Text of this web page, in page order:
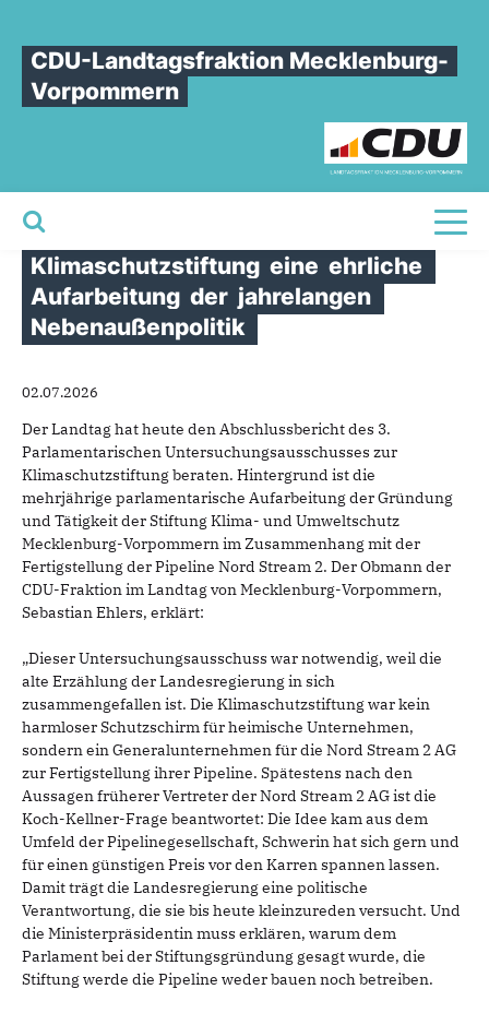
CDU-Landtagsfraktion Mecklenburg-
Vorpommern
Sie sind hier
dem Abschlussbericht zum Untersuchungsausschuss
Klimaschutzstiftung eine ehrliche Aufarbeitung der jahrelangen
Nebenaußenpolitik
Mecklenburg-
auchnach
dem
Untersuchungsausschuss
Klimaschutzstiftung eine ehrliche
Aufarbeitung der jahrelangen
Nebenaußenpolitik
02.07.2026
Der Landtag hat heute den Abschlussbericht des 3.
Parlamentarischen Untersuchungsausschusses zur
Klimaschutzstiftung beraten. Hintergrund ist die
mehrjährige parlamentarische Aufarbeitung der Gründung
und Tätigkeit der Stiftung Klima- und Umweltschutz
Mecklenburg-Vorpommern im Zusammenhang mit der
Fertigstellung der Pipeline Nord Stream 2. Der Obmann der
CDU-Fraktion im Landtag von Mecklenburg-Vorpommern,
Sebastian Ehlers, erklärt:
„Dieser Untersuchungsausschuss war notwendig, weil die
alte Erzählung der Landesregierung in sich
zusammengefallen ist. Die Klimaschutzstiftung war kein
harmloser Schutzschirm für heimische Unternehmen,
sondern ein Generalunternehmen für die Nord Stream 2 AG
zur Fertigstellung ihrer Pipeline. Spätestens nach den
Aussagen früherer Vertreter der Nord Stream 2 AG ist die
Koch-Kellner-Frage beantwortet: Die Idee kam aus dem
Umfeld der Pipelinegesellschaft, Schwerin hat sich gern und
für einen günstigen Preis vor den Karren spannen lassen.
Damit trägt die Landesregierung eine politische
Verantwortung, die sie bis heute kleinzureden versucht. Und
die Ministerpräsidentin muss erklären, warum dem
Parlament bei der Stiftungsgründung gesagt wurde, die
Stiftung werde die Pipeline weder bauen noch betreiben.